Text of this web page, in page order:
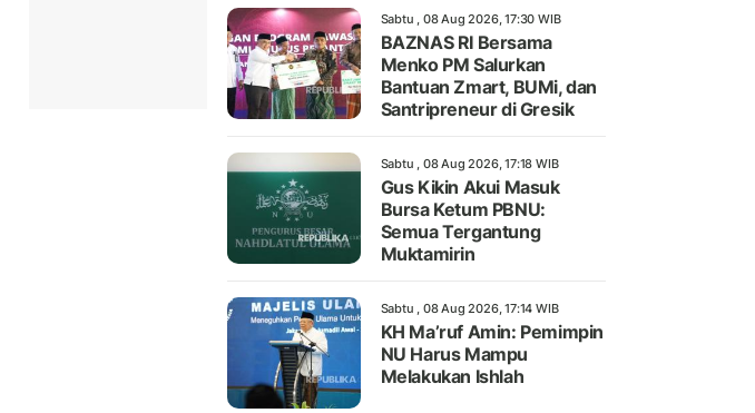
Sabtu , 08 Aug 2026, 17:30 WIB
BAZNAS RI Bersama
Menko PM Salurkan
Bantuan Zmart, BUMi, dan
Santripreneur di Gresik
Sabtu , 08 Aug 2026, 17:18 WIB
Gus Kikin Akui Masuk
Bursa Ketum PBNU:
Semua Tergantung
Muktamirin
Sabtu , 08 Aug 2026, 17:14 WIB
KH Ma’ruf Amin: Pemimpin
NU Harus Mampu
Melakukan Ishlah